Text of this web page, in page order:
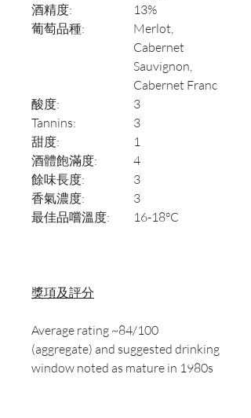
酒精度:
13%
葡萄品種:
Merlot,
Cabernet
Sauvignon,
Cabernet Franc
酸度:
3
Tannins:
3
甜度:
1
酒體飽滿度:
4
餘味長度:
3
香氣濃度:
3
最佳品嚐溫度:
16-18°C
獎項及評分
Average rating ~84/100
(aggregate) and suggested drinking
window noted as mature in 1980s